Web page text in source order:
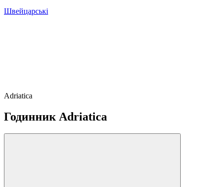
Швейцарські
Adriatica
Годинник Adriatica